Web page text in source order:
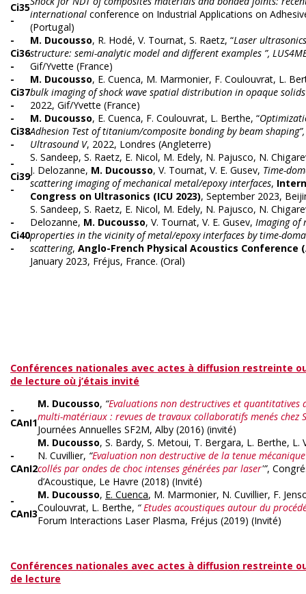
Ci35
-
international conference on Industrial Applications on
(Portugal)
-
Ci36
-
M. Ducousso, R. Hodé, V. Tournat, S. Raetz, “Laser
structure: semi-analytic model and different examples ”,
Gif/Yvette (France)
-
Ci37
-
M. Ducousso, E. Cuenca, M. Marmonier, F. Coulouvrat, L.
bulk imaging of shock wave spatial distribution in opaque solids
2022, Gif/Yvette (France)
-
Ci38
-
M. Ducousso, E. Cuenca, F. Coulouvrat, L. Berthe, “
Adhesion Test of titanium/composite bonding by beam
Ultrasound V, 2022, Londres (Angleterre)
-
Ci39
-
S. Sandeep, S. Raetz, E. Nicol, M. Edely, N. Pajusco, N.
J. Delozanne, M. Ducousso, V. Tournat, V. E. Gusev, Time-
scatteringimaging of mechanical metal/epoxy interfaces,
Congress on Ultrasonics (ICU 2023), September 2023,
-
Ci40
-
S. Sandeep, S. Raetz, E. Nicol, M. Edely, N. Pajusco, N.
Delozanne, M. Ducousso, V. Tournat, V. E. Gusev, Imaging of
properties in the vicinity of metal/epoxy interfaces by time-
scattering, Anglo-French Physical Acoustics Conference
January 2023, Fréjus, France. (Oral)
Conférences nationales avec actes à diffusion restreinte
de lecture où j’étais invité
-
CAnI1
M. Ducousso, “Evaluations non destructives et quantitatives
multi-matériaux : revues de travaux collaboratifs menés chez
Journées Annuelles SF2M, Alby (2016) (invité)
-
CAnI2
M. Ducousso, S. Bardy, S. Metoui, T. Bergara, L. Berthe, L.
N. Cuvillier, “Evaluation non destructive de la tenue mécanique
collés par ondes de choc intenses générées par laser'”,
d’Acoustique, Le Havre (2018) (Invité)
-
CAnI3
M. Ducousso, E. Cuenca, M. Marmonier, N. Cuvillier, F.
Coulouvrat, L. Berthe, “ Etudes acoustiques autour du
Forum Interactions Laser Plasma, Fréjus (2019) (Invité)
Conférences nationales avec actes à diffusion restreinte
de lecture